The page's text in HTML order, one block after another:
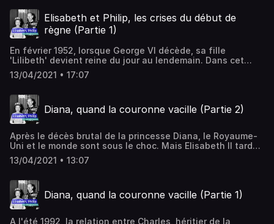
dirigeante entre frictions conjugales et affaires
d'espionnage dignes d'Hollywood. Hébergé par
Audiomeans. Visitez audiomeans.fr/politique-de-
Elisabeth et Philip, les crises du début de
règne (Partie 1)
En février 1952, lorsque George VI décède, sa fille
'Lilibeth' devient reine du jour au lendemain. Dans cet
épisode de notre série spéciale 'Au cœur de l'Histoire'
consacrée aux Windsor, Jean des Cars vous raconte
couronnement tout en faisant face aux premières crises
auxquelles son nouveau statut l'exposent.Hébergé par
Audiomeans. Visitez audiomeans.fr/politique-de-
13/04/2021 • 17:07
Diana, quand la couronne vacille (Partie 2)
Après le décès brutal de la princesse Diana, le Royaume-
Uni et le monde sont sous le choc. Mais Elisabeth II tarde
à réagir… Dans cet épisode de notre série spéciale 'Au
cœur de l'Histoire' consacrée aux Windsor, Jean des Cars
reine et ses sujets, et vous raconte comment elle est
finalement parvenue à reconquérir son peuple. Hébergé
par Audiomeans. Visitez audiomeans.fr/politique-de-
13/04/2021 • 13:07
Diana, quand la couronne vacille (Partie 1)
A l'été 1992, la relation entre Charles, héritier de la